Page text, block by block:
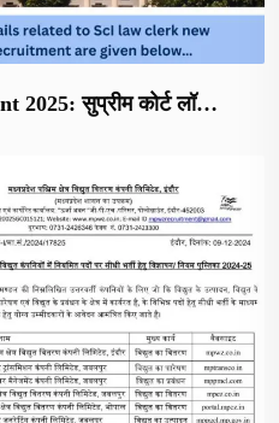
2025: सुप्रीम कोर्ट लॉ…